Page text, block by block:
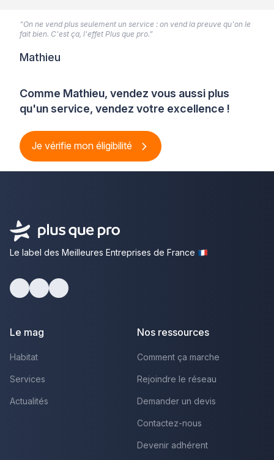
Comme Mathieu, vendez vous aussi plus
qu'un service, vendez votre excellence !
Je vérifie mon éligibilité
“On ne vend plus seulement un service : on vend la preuve qu'on le
fait bien. C'est ça, l'effet Plus que pro.”
Mathieu
Le label des Meilleures Entreprises de France
Le mag
Habitat
Services
Actualités
Nos ressources
Comment ça marche
Rejoindre le réseau
Demander un devis
Contactez-nous
Devenir adhérent